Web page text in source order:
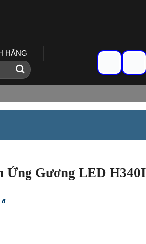
HÃNG
Ứng Gương LED
đGiá